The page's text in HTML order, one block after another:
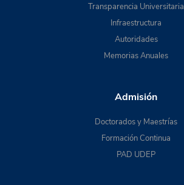
Transparencia Universitaria
Infraestructura
Autoridades
Memorias Anuales
Admisión
Doctorados y Maestrías
Formación Continua
PAD UDEP